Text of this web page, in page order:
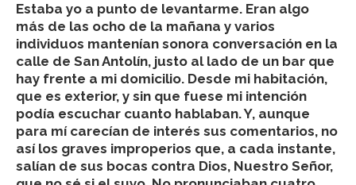
Estaba yo a punto de levantarme. Eran algo
más de las ocho de la mañana y varios
individuos mantenían sonora conversación en la
calle de San Antolín, justo al lado de un bar que
hay frente a mi domicilio. Desde mi habitación,
que es exterior, y sin que fuese mi intención
podía escuchar cuanto hablaban. Y, aunque
para mí carecían de interés sus comentarios, no
así los graves improperios que, a cada instante,
salían de sus bocas contra Dios, Nuestro Señor,